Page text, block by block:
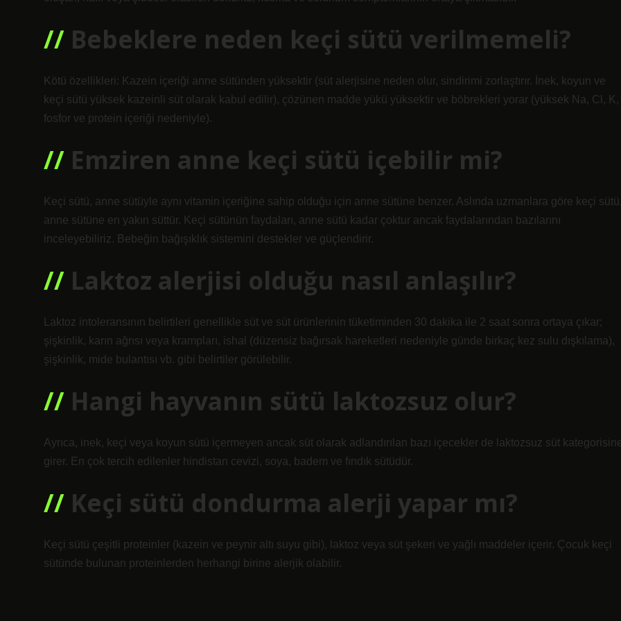
Bebeklere neden keçi sütü verilmemeli?
Kötü özellikleri: Kazein içeriği anne sütünden yüksektir (süt alerjisine neden olur, sindirimi zorlaştırır. İnek, koyun ve
keçi sütü yüksek kazeinli süt olarak kabul edilir), çözünen madde yükü yüksektir ve böbrekleri yorar (yüksek Na, Cl, K,
fosfor ve protein içeriği nedeniyle).
Emziren anne keçi sütü içebilir mi?
Keçi sütü, anne sütüyle aynı vitamin içeriğine sahip olduğu için anne sütüne benzer. Aslında uzmanlara göre keçi
anne sütüne en yakın süttür. Keçi sütünün faydaları, anne sütü kadar çoktur ancak faydalarından bazılarını
inceleyebiliriz. Bebeğin bağışıklık sistemini destekler ve güçlendirir.
Laktoz alerjisi olduğu nasıl anlaşılır?
Laktoz intoleransının belirtileri genellikle süt ve süt ürünlerinin tüketiminden 30 dakika ile 2 saat sonra ortaya çıkar;
şişkinlik, karın ağrısı veya krampları, ishal (düzensiz bağırsak hareketleri nedeniyle günde birkaç kez sulu dışkılama),
şişkinlik, mide bulantısı vb. gibi belirtiler görülebilir.
Hangi hayvanın sütü laktozsuz olur?
Ayrıca, inek, keçi veya koyun sütü içermeyen ancak süt olarak adlandırılan bazı içecekler de laktozsuz süt
girer. En çok tercih edilenler hindistan cevizi, soya, badem ve fındık sütüdür.
Keçi sütü dondurma alerji yapar mı?
Keçi sütü çeşitli proteinler (kazein ve peynir altı suyu gibi), laktoz veya süt şekeri ve yağlı maddeler içerir. Çocuk keçi
sütünde bulunan proteinlerden herhangi birine alerjik olabilir.